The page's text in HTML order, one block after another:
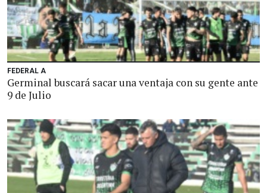
FEDERAL A
Germinal buscará sacar una ventaja con su gente ante
9 de Julio